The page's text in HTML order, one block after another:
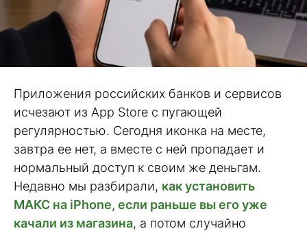
Приложения российских банков и сервисов
исчезают из App Store с пугающей
регулярностью. Сегодня иконка на месте,
завтра ее нет, а вместе с ней пропадает и
нормальный доступ к своим же деньгам.
Недавно мы разбирали, как установить
МАКС на iPhone, если раньше вы его уже
качали из магазина, а потом случайно